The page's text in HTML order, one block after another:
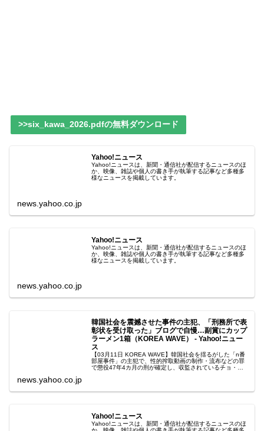
>>six_kawa_2026.pdfの無料ダウンロード
Yahoo!ニュース
Yahoo!ニュースは、新聞・通信社が配信するニュースのほ
か、映像、雑誌や個人の書き手が執筆する記事など多種多
様なニュースを掲載しています。
news.yahoo.co.jp
Yahoo!ニュース
Yahoo!ニュースは、新聞・通信社が配信するニュースのほ
か、映像、雑誌や個人の書き手が執筆する記事など多種多
様なニュースを掲載しています。
news.yahoo.co.jp
韓国社会を震撼させた事件の主犯、「刑務所で表
彰状を受け取った」ブログで自慢…副賞にカップ
ラーメン1箱（KOREA WAVE） - Yahoo!ニュー
ス
【03月11日 KOREA WAVE】韓国社会を揺るがした「n番
部屋事件」の主犯で、性的搾取動画の制作・流布などの罪
で懲役47年4カ月の刑が確定し、収監されているチョ・ジ
news.yahoo.co.jp
Yahoo!ニュース
Yahoo!ニュースは、新聞・通信社が配信するニュースのほ